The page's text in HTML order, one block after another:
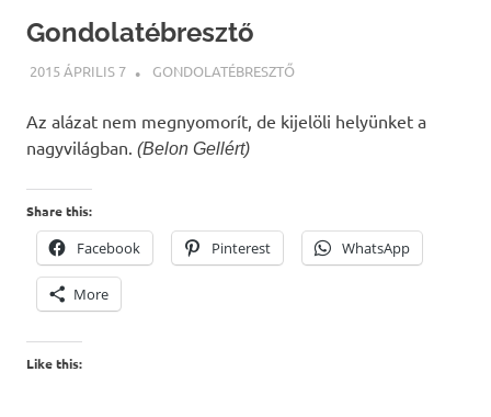
Gondolatébresztő
2015 ÁPRILIS 7 WEBMESTER
GONDOLATÉBRESZTŐ
Az alázat nem megnyomorít, de kijelöli helyünket a
nagyvilágban. (Belon Gellért)
Share this:
Facebook Pinterest WhatsApp
More
Like this: